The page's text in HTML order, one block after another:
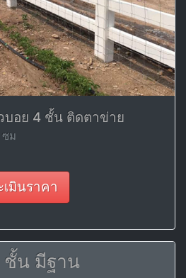
บอย 4 ชั้น ติดตาข่าย
ซม
มินราคา
ชั้น มีฐาน